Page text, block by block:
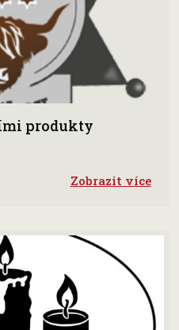
produkty
Zobrazit více